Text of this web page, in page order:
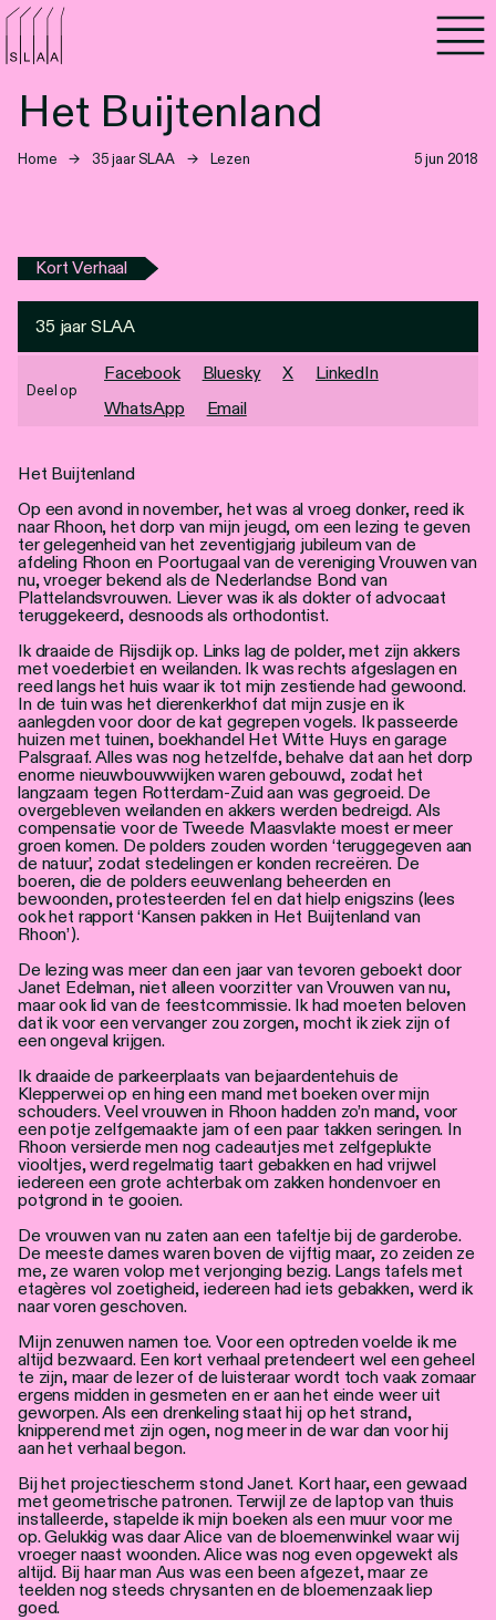
Het Buijtenland
Home → 35 jaar SLAA → Lezen 5 jun 2018
Het Buijtenland
Op een avond in november, het was al vroeg donker, reed ik
naar Rhoon, het dorp van mijn jeugd, om een lezing te geven
ter gelegenheid van het zeventigjarig jubileum van de
afdeling Rhoon en Poortugaal van de vereniging Vrouwen van
nu, vroeger bekend als de Nederlandse Bond van
Plattelandsvrouwen. Liever was ik als dokter of advocaat
teruggekeerd, desnoods als orthodontist.
Ik draaide de Rijsdijk op. Links lag de polder, met zijn akkers
met voederbiet en weilanden. Ik was rechts afgeslagen en
reed langs het huis waar ik tot mijn zestiende had gewoond.
In de tuin was het dierenkerkhof dat mijn zusje en ik
aanlegden voor door de kat gegrepen vogels. Ik passeerde
huizen met tuinen, boekhandel Het Witte Huys en garage
Palsgraaf. Alles was nog hetzelfde, behalve dat aan het dorp
enorme nieuwbouwwijken waren gebouwd, zodat het
langzaam tegen Rotterdam-Zuid aan was gegroeid. De
overgebleven weilanden en akkers werden bedreigd. Als
compensatie voor de Tweede Maasvlakte moest er meer
groen komen. De polders zouden worden ‘teruggegeven aan
de natuur’, zodat stedelingen er konden recreëren. De
boeren, die de polders eeuwenlang beheerden en
bewoonden, protesteerden fel en dat hielp enigszins (lees
ook het rapport ‘Kansen pakken in Het Buijtenland van
Rhoon’).
De lezing was meer dan een jaar van tevoren geboekt door
Janet Edelman, niet alleen voorzitter van Vrouwen van nu,
maar ook lid van de feestcommissie. Ik had moeten beloven
dat ik voor een vervanger zou zorgen, mocht ik ziek zijn of
een ongeval krijgen.
Ik draaide de parkeerplaats van bejaardentehuis de
Klepperwei op en hing een mand met boeken over mijn
schouders. Veel vrouwen in Rhoon hadden zo’n mand, voor
een potje zelfgemaakte jam of een paar takken seringen. In
Rhoon versierde men nog cadeautjes met zelfgeplukte
viooltjes, werd regelmatig taart gebakken en had vrijwel
iedereen een grote achterbak om zakken hondenvoer en
potgrond in te gooien.
De vrouwen van nu zaten aan een tafeltje bij de garderobe.
De meeste dames waren boven de vijftig maar, zo zeiden ze
me, ze waren volop met verjonging bezig. Langs tafels met
etagères vol zoetigheid, iedereen had iets gebakken, werd ik
naar voren geschoven.
Mijn zenuwen namen toe. Voor een optreden voelde ik me
altijd bezwaard. Een kort verhaal pretendeert wel een geheel
te zijn, maar de lezer of de luisteraar wordt toch vaak zomaar
ergens midden in gesmeten en er aan het einde weer uit
geworpen. Als een drenkeling staat hij op het strand,
knipperend met zijn ogen, nog meer in de war dan voor hij
aan het verhaal begon.
Bij het projectiescherm stond Janet. Kort haar, een gewaad
met geometrische patronen. Terwijl ze de laptop van thuis
installeerde, stapelde ik mijn boeken als een muur voor me
op. Gelukkig was daar Alice van de bloemenwinkel waar wij
vroeger naast woonden. Alice was nog even opgewekt als
altijd. Bij haar man Aus was een been afgezet, maar ze
teelden nog steeds chrysanten en de bloemenzaak liep
goed.
Kort Verhaal
35 jaar SLAA
Deel op
Facebook Bluesky X
LinkedIn
WhatsApp
Email
Agenda
Programma's
Lezen
Luisteren
Nieuwsbrief
Over SLAA
Vacatures
Locaties
Personen
Toegankelijkheid
Stadsdichter